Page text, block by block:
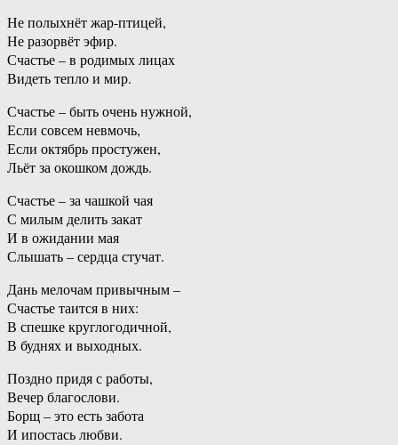
Не полыхнёт жар-птицей,
Не разорвёт эфир.
Счастье – в родимых лицах
Видеть тепло и мир.
Счастье – быть очень нужной,
Если совсем невмочь,
Если октябрь простужен,
Льёт за окошком дождь.
Счастье – за чашкой чая
С милым делить закат
И в ожидании мая
Слышать – сердца стучат.
Дань мелочам привычным –
Счастье таится в них:
В спешке круглогодичной,
В буднях и выходных.
Поздно придя с работы,
Вечер благослови.
Борщ – это есть забота
И ипостась любви.